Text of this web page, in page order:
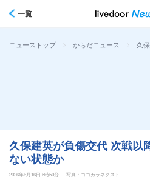
一覧
ニューストップ > からだニュース > 久
久保建英が負傷交代 次戦以
ない状態か
2026年6月16日 5時50分 写真：ココカラネクスト